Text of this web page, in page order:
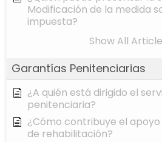
Modificación de la medida
impuesta?
Show All
Garantías Penitenciarias
¿A quién está dirigido el
penitenciaria?
¿Cómo contribuye el
de rehabilitación?